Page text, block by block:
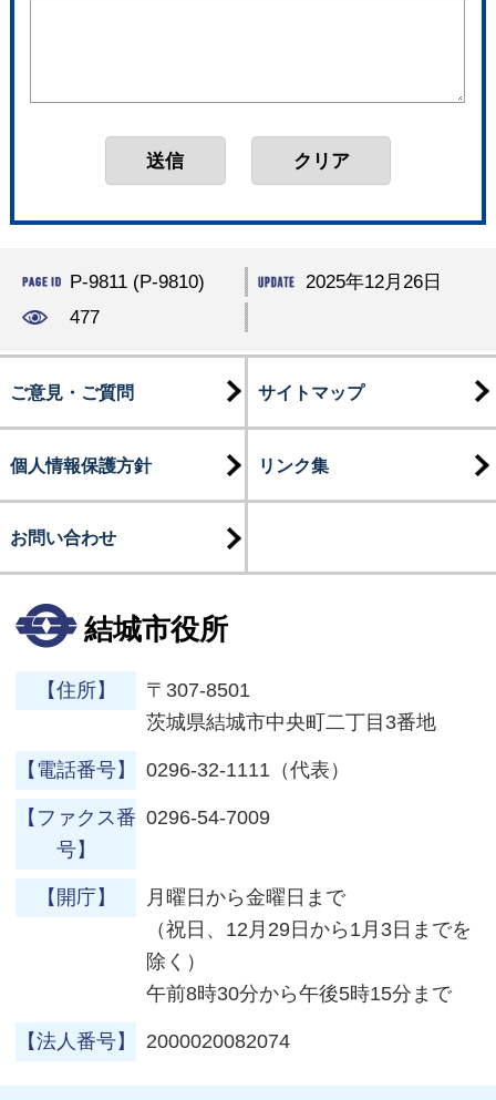
P-9811 (P-9810)
2025年12月26日
477
ご意見・ご質問 サイトマップ
個人情報保護方針 リンク集
お問い合わせ
結城市役所
【住所】
〒307-8501
茨城県結城市中央町二丁目3番地
【電話番号】 0296-32-1111（代表）
【ファクス番
号】
0296-54-7009
【開庁】
月曜日から金曜日まで
（祝日、12月29日から1月3日までを
除く）
午前8時30分から午後5時15分まで
【法人番号】 2000020082074